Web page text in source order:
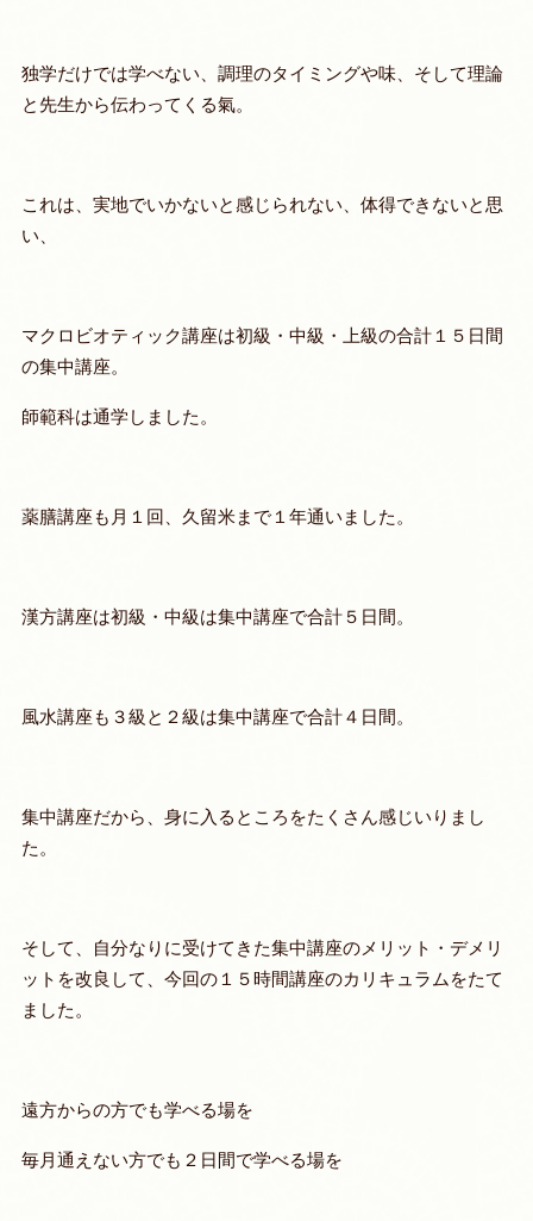
独学だけでは学べない、調理のタイミングや味、そして理論
と先生から伝わってくる氣。
これは、実地でいかないと感じられない、体得できないと思
い、
マクロビオティック講座は初級・中級・上級の合計１５日間
の集中講座。
師範科は通学しました。
薬膳講座も月１回、久留米まで１年通いました。
漢方講座は初級・中級は集中講座で合計５日間。
風水講座も３級と２級は集中講座で合計４日間。
集中講座だから、身に入るところをたくさん感じいりまし
た。
そして、自分なりに受けてきた集中講座のメリット・デメリ
ットを改良して、今回の１５時間講座のカリキュラムをたて
ました。
遠方からの方でも学べる場を
毎月通えない方でも２日間で学べる場を